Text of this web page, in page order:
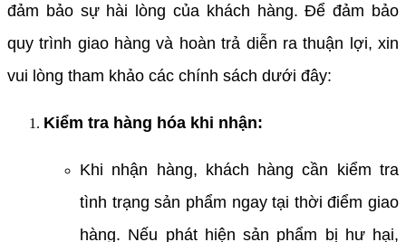
đảm bảo sự hài lòng của khách hàng. Để đảm bảo
quy trình giao hàng và hoàn trả diễn ra thuận lợi, xin
vui lòng tham khảo các chính sách dưới đây:
Kiểm tra hàng hóa khi nhận:
Khi nhận hàng, khách hàng cần kiểm tra
tình trạng sản phẩm ngay tại thời điểm giao
hàng. Nếu phát hiện sản phẩm bị hư hại,